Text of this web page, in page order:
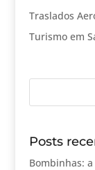
Traslados
Turismo em
Posts
Bombinhas: